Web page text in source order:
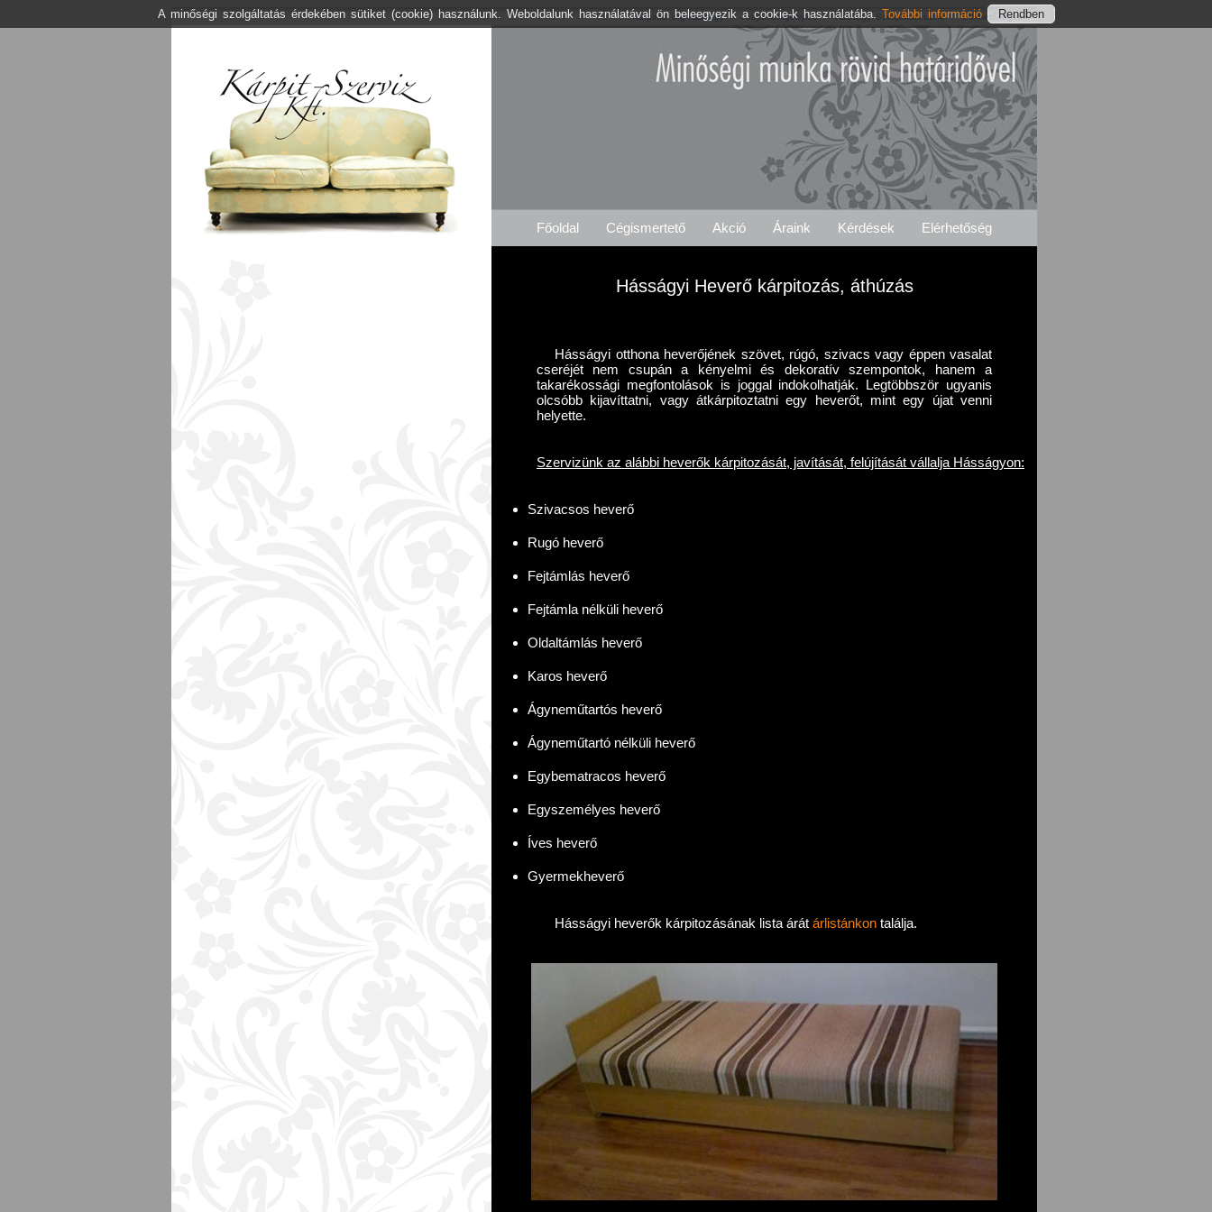
Kárpitos .org Hásságy Árajánlat Igénylés Hásságyi Szolgáltatásaink Elérhetőségeink
Főoldal Cégismertető Akció Áraink Kérdések Elérhetőség
Hásságyi Heverő kárpitozás, áthúzás
Hásságyi otthona heverőjének szövet, rúgó, szivacs vagy éppen vasalat
cseréjét nem csupán a kényelmi és dekoratív szempontok, hanem a
takarékossági megfontolások is joggal indokolhatják. Legtöbbször ugyanis
olcsóbb kijavíttatni, vagy átkárpitoztatni egy heverőt, mint egy újat venni
helyette.
Szervizünk az alábbi heverők kárpitozását, javítását, felújítását vállalja Hásságyon:
Szivacsos heverő
Rugó heverő
Fejtámlás heverő
Fejtámla nélküli heverő
Oldaltámlás heverő
Karos heverő
Ágyneműtartós heverő
Ágyneműtartó nélküli heverő
Egybematracos heverő
Egyszemélyes heverő
Íves heverő
Gyermekheverő
Hásságyi heverők kárpitozásának lista árát árlistánkon találja.
A minőségi szolgáltatás érdekében sütiket (cookie) használunk. Weboldalunk használatával ön beleegyezik a cookie-k használatába. További információ